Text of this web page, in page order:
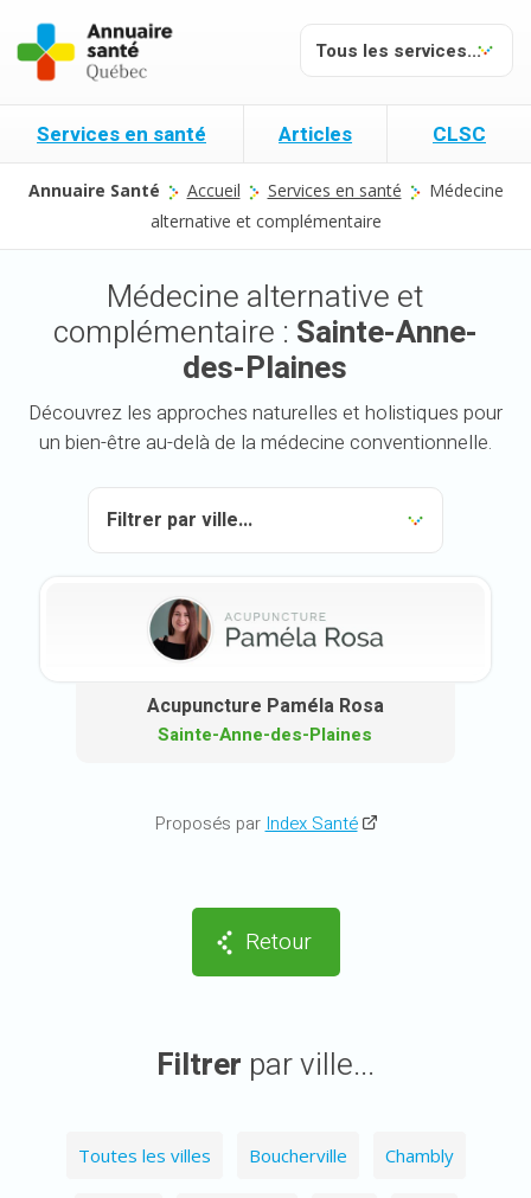
Services en santé Articles CLSC
Annuaire Santé Accueil Services en santé
Médecine
alternative et complémentaire
Médecine alternative et
complémentaire : Sainte-Anne-
des-Plaines
Découvrez les approches naturelles et holistiques pour
un bien-être au-delà de la médecine conventionnelle.
Acupuncture Paméla Rosa
Sainte-Anne-des-Plaines
Proposés par Index Santé
Retour
Filtrer par ville...
Toutes les villes Boucherville Chambly